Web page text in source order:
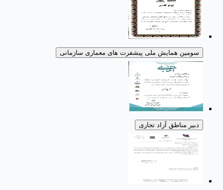
سومین همایش ملی پیشفرت های معماری سازمانی
دبیر مناطق آزاد تجاری